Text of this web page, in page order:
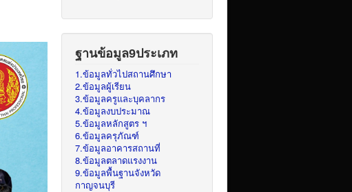
ฐานข้อมูล9ประเภท
1.ข้อมูลทั่วไปสถานศึกษา
2.ข้อมูลผู้เรียน
3.ข้อมูลครูและบุคลากร
4.ข้อมูลงบประมาณ
5.ข้อมูลหลักสูตร ฯ
6.ข้อมูลครุภัณฑ์
7.ข้อมูลอาคารสถานที่
8.ข้อมูลตลาดแรงงาน
9.ข้อมูลพื้นฐานจังหวัด
กาญจนบุรี